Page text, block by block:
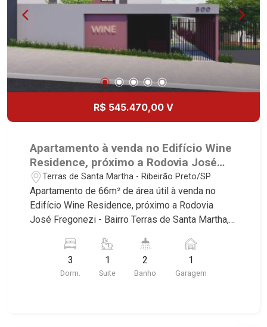
R$ 545.470,00 V
Apartamento à venda no Edifício Wine
Residence, próximo a Rodovia José
Fregonezi - Ribeirão Preto/SP.
Terras de Santa Martha - Ribeirão Preto/SP
Apartamento de 66m² de área útil à venda no
Edifício Wine Residence, próximo a Rodovia
José Fregonezi - Bairro Terras de Santa Martha,
deste imóvel que a Martinelli Imobiliária
selecionou para você: - 66m² de área útil - 3
dormitórios sendo 1 suíte - Banheiro social - Sala
3
Dorm.
1
Suite
2
Banho
1
Garagem